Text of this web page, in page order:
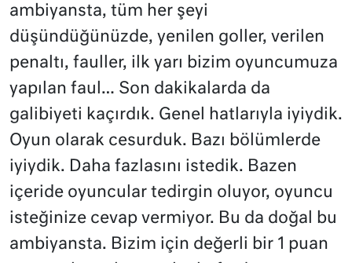
ambiyansta, tüm her şeyi
düşündüğünüzde, yenilen goller, verilen
penaltı, fauller, ilk yarı bizim oyuncumuza
yapılan faul… Son dakikalarda da
galibiyeti kaçırdık. Genel hatlarıyla iyiydik.
Oyun olarak cesurduk. Bazı bölümlerde
iyiydik. Daha fazlasını istedik. Bazen
içeride oyuncular tedirgin oluyor, oyuncu
isteğinize cevap vermiyor. Bu da doğal bu
ambiyansta. Bizim için değerli bir 1 puan